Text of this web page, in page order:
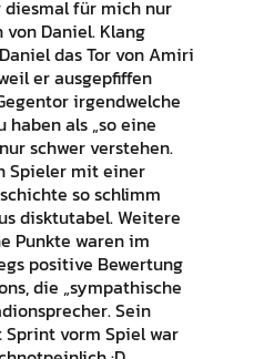
diesmal für mich nur
Daniel. Klang
das Tor von Amiri
er ausgepfiffen
irgendwelche
haben als „so eine
schwer verstehen.
Spieler mit einer
so schlimm
disktutabel. Weitere
Punkte waren im
positive Bewertung
die „sympathische
Sein
vorm Spiel war